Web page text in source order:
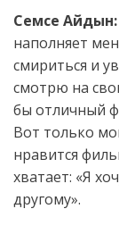
Семсе Айдын:
наполняет
смириться и
смотрю на
бы отличный
Вот только
нравится
хватает: «Я
другому».